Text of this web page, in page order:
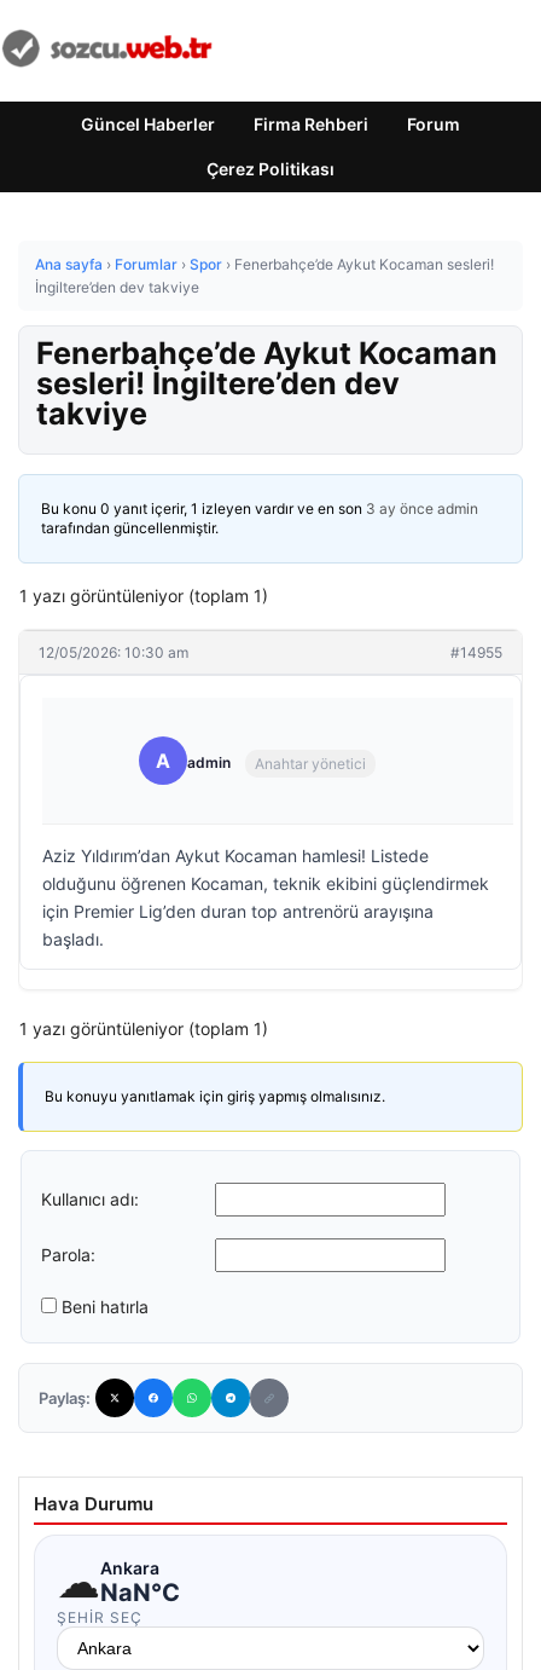
Güncel Haberler Firma Rehberi Forum
Çerez Politikası
Ana sayfa › Forumlar › Spor › Fenerbahçe’de Aykut Kocaman sesleri!
İngiltere’den dev takviye
Fenerbahçe’de Aykut Kocaman
sesleri! İngiltere’den dev
takviye
Bu konu 0 yanıt içerir, 1 izleyen vardır ve en son 3 ay önce admin
tarafından güncellenmiştir.
1 yazı görüntüleniyor (toplam 1)
12/05/2026: 10:30 am #14955
A admin Anahtar yönetici
Aziz Yıldırım’dan Aykut Kocaman hamlesi! Listede
olduğunu öğrenen Kocaman, teknik ekibini güçlendirmek
için Premier Lig’den duran top antrenörü arayışına
başladı.
1 yazı görüntüleniyor (toplam 1)
Bu konuyu yanıtlamak için giriş yapmış olmalısınız.
Kullanıcı adı:
Parola:
Beni hatırla
Paylaş:
Hava Durumu
☁Ankara
NaN°C
ŞEHIR SEÇ